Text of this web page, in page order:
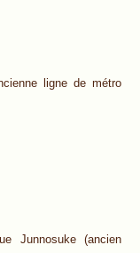
ligne de métro
Junnosuke (ancien